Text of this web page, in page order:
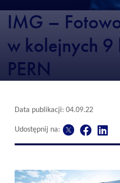
IMG –
w kolejnych 9
PERN
Data publikacji: 04.09.22
Udostępnij na: